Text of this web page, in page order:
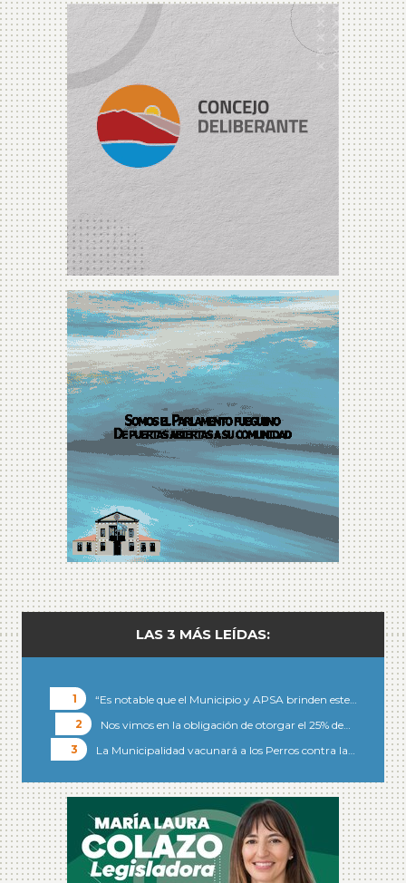
LAS 3 MÁS LEÍDAS:
“Es notable que el Municipio y APSA brinden este…
Nos vimos en la obligación de otorgar el 25% de…
La Municipalidad vacunará a los Perros contra la…